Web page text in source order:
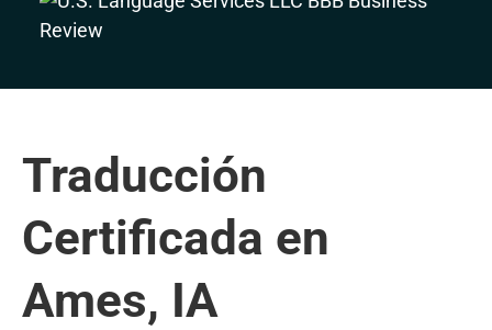
Traducción
Certificada en
Ames, IA